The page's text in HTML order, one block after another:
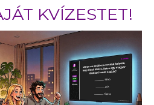
KVÍZESTET!